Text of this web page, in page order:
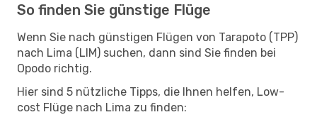
So finden Sie günstige Flüge
Wenn Sie nach günstigen Flügen von Tarapoto (TPP)
nach Lima (LIM) suchen, dann sind Sie finden bei
Opodo richtig.
Hier sind 5 nützliche Tipps, die Ihnen helfen, Low-
cost Flüge nach Lima zu finden: